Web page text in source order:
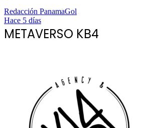
Redacción PanamaGol
Hace 5 días
METAVERSO KB4